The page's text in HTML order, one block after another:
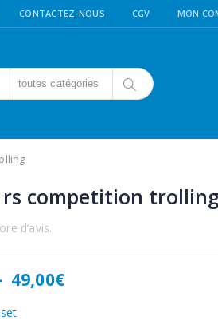
CONTACTEZ-NOUS CGV MON
toutes catégories
rs competition trolling
d’avis.
49,00€Plage